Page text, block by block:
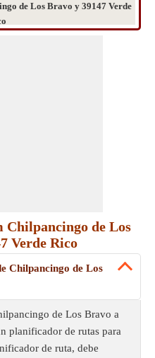
de Los Bravo y 39147 Verde
Chilpancingo de Los
Verde Rico
Chilpancingo de Los
de Los Bravo a
planificador de rutas para
de ruta, debe